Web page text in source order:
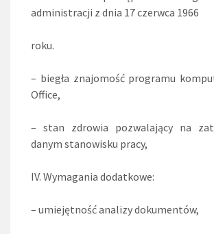
administracji z dnia 17 czerwca 1966
roku.
– biegła znajomość programu
Office,
– stan zdrowia pozwalający na
danym stanowisku pracy,
IV. Wymagania dodatkowe:
– umiejętność analizy dokumentów,